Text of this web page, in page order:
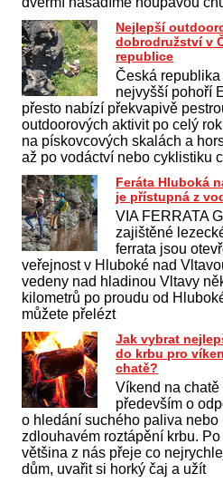
Nejlepší
dobrodružství v
republice
Česká
nejvyšší pohoří
přesto nabízí překvapivě
outdoorových aktivit po celý
na pískovcových skalách a
až po vodáctví nebo cyklistiku
Feráta Hluboká
je přístupná z
VIA FERRATA
zajištěné
ferrata jsou
veřejnost v Hluboké nad
vedeny nad hladinou Vltavy
kilometrů po proudu od
můžete přelézt
Jak vybrat
do krbu pro
chatě?
Víkend na chatě
především o
o hledání suchého paliva nebo
zdlouhavém roztápění krbu.
většina z nás přeje co
dům, uvařit si horký čaj a užít